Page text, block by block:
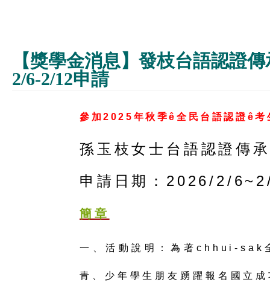
【獎學金消息】發枝台語認證
2/6-2/12申請
參加2025年秋季ê全民台語認證ê
孫玉枝女士台語認證傳
申請日期：2026/2/
簡章
一、活動說明：為著chhui-sak
青、少年學生朋友踴躍報名國立